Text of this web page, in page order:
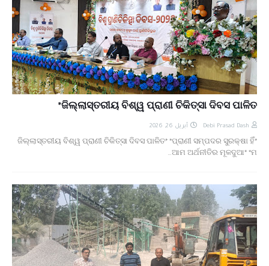
ଜିଲ୍ଲାସ୍ତରୀୟ ବିଶ୍ୱ ପ୍ରାଣୀ ଚିକିତ୍ସା ଦିବସ ପାଳିତ*
Debi Prasad Dash أبريل 26, 2026
*ଜିଲ୍ଲାସ୍ତରୀୟ ବିଶ୍ୱ ପ୍ରାଣୀ ଚିକିତ୍ସା ଦିବସ ପାଳିତ* *ପ୍ରାଣୀ ସମ୍ପଦର ସୁରକ୍ଷା ହିଁ
ଆମ ଅର୍ଥନୀତିର ମୂଳଦୁଆ* *ମ…